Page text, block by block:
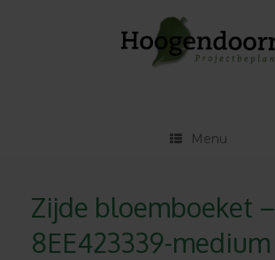
Menu
Zijde bloemboeket –
8EE423339-medium